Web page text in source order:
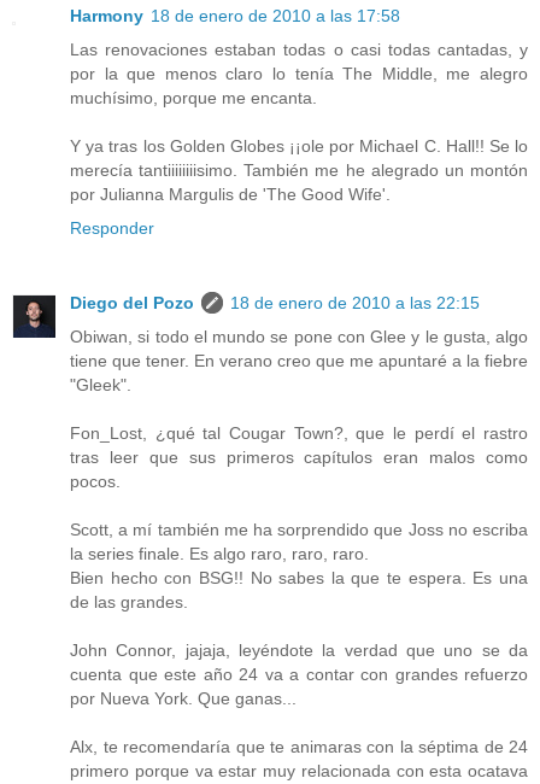
Harmony 18 de enero de 2010 a las 17:58
Las renovaciones estaban todas o casi todas cantadas, y
por la que menos claro lo tenía The Middle, me alegro
muchísimo, porque me encanta.
Y ya tras los Golden Globes ¡¡ole por Michael C. Hall!! Se lo
merecía tantiiiiiiiisimo. También me he alegrado un montón
por Julianna Margulis de 'The Good Wife'.
Responder
Diego del Pozo
18 de enero de 2010 a las 22:15
Obiwan, si todo el mundo se pone con Glee y le gusta, algo
tiene que tener. En verano creo que me apuntaré a la fiebre
"Gleek".
Fon_Lost, ¿qué tal Cougar Town?, que le perdí el rastro
tras leer que sus primeros capítulos eran malos como
pocos.
Scott, a mí también me ha sorprendido que Joss no escriba
la series finale. Es algo raro, raro, raro.
Bien hecho con BSG!! No sabes la que te espera. Es una
de las grandes.
John Connor, jajaja, leyéndote la verdad que uno se da
cuenta que este año 24 va a contar con grandes refuerzo
por Nueva York. Que ganas...
Alx, te recomendaría que te animaras con la séptima de 24
primero porque va estar muy relacionada con esta ocatava